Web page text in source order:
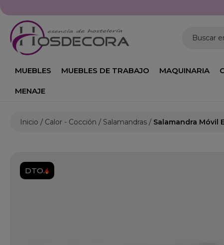
Buscar
MUEBLES MUEBLES DE TRABAJO MAQUINARIA
MENAJE
Inicio Calor - Cocción Salamandras Salamandra Móvil
DTO.